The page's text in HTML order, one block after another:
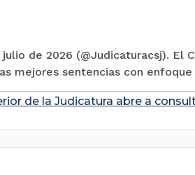
julio de 2026 (@Judicaturacsj). El
mejores sentencias con
de la Judicatura abre a